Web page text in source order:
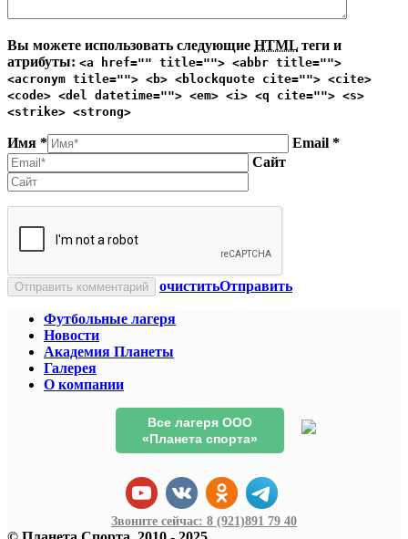
Вы можете использовать следующие HTML теги и
атрибуты: <a href="" title=""> <abbr title="">
<acronym title=""> <b> <blockquote cite=""> <cite>
<code> <del datetime=""> <em> <i> <q cite=""> <s>
<strike> <strong>
Имя *
Email *
Сайт
очиститьОтправить
Футбольные лагеря
Новости
Академия Планеты
Галерея
О компании
Все лагеря ООО
«Планета спорта»
Звоните сейчас: 8 (921)891 79 40